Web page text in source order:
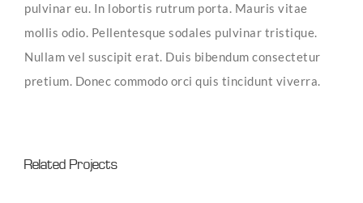
pulvinar eu. In lobortis rutrum porta. Mauris vitae
mollis odio. Pellentesque sodales pulvinar tristique.
Nullam vel suscipit erat. Duis bibendum consectetur
pretium. Donec commodo orci quis tincidunt viverra.
Related Projects